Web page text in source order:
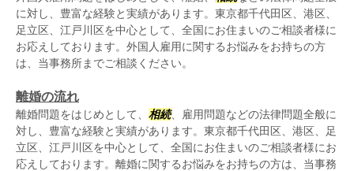
に対し、豊富な経験と実績があります。東京都千代田区、港区、
足立区、江戸川区を中心として、全国にお住まいのご相談者様に
お応えしております。外国人雇用に関するお悩みをお持ちの方
は、当事務所までご相談ください。
離婚の流れ
離婚問題をはじめとして、 相続、雇用問題などの法律問題全般に
対し、豊富な経験と実績があります。東京都千代田区、港区、足
立区、江戸川区を中心として、全国にお住まいのご相談者様にお
応えしております。離婚に関するお悩みをお持ちの方は、当事務